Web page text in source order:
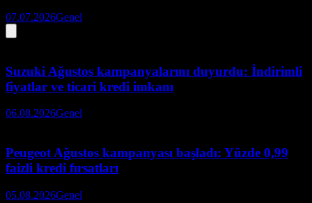
07.07.2026Genel
Suzuki Ağustos kampanyalarını duyurdu: İndirimli
fiyatlar ve ticari kredi imkanı
06.08.2026Genel
Peugeot Ağustos kampanyası başladı: Yüzde 0,99
faizli kredi fırsatları
05.08.2026Genel